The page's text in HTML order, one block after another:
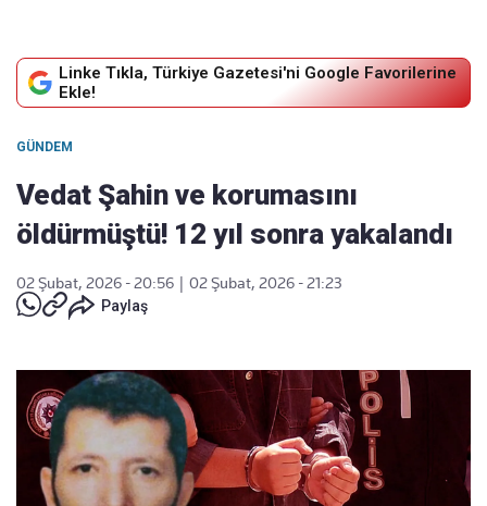
Linke Tıkla, Türkiye Gazetesi'ni Google Favorilerine
Ekle!
GÜNDEM
Vedat Şahin ve korumasını
öldürmüştü! 12 yıl sonra yakalandı
02 Şubat, 2026 - 20:56
02 Şubat, 2026 - 21:23
Paylaş